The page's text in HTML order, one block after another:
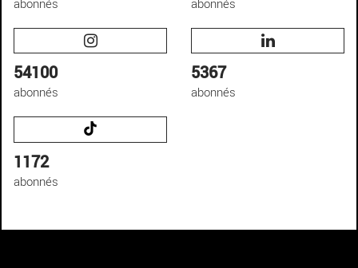
54100
abonnés
5367
abonnés
1172
abonnés